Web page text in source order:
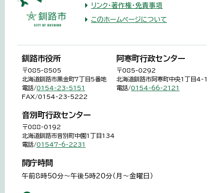
リンク・著作権・免責事項
このホームページについて
釧路市役所
〒085-8505
北海道釧路市黒金町7丁目5番地
電話/0154-23-5151
FAX/0154-23-5222
阿寒町行政センター
〒085-0292
北海道釧路市阿寒町中央1丁目4-1
電話/0154-66-2121
音別町行政センター
〒088-0192
北海道釧路市音別町中園1丁目134
電話/01547-6-2231
開庁時間
午前8時50分～午後5時20分（月～金曜日）